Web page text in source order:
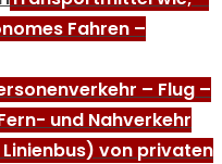
Fahren –
– Flug –
und Nahverkehr
von privaten